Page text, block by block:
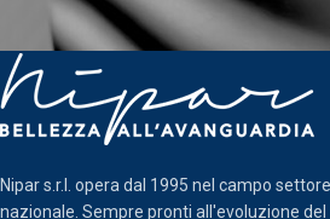
Nipar s.r.l. opera dal 1995 nel campo
nazionale. Sempre pronti all'evoluzione del